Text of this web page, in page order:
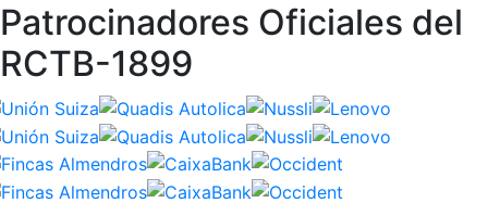
Patrocinadores Oficiales del
RCTB-1899